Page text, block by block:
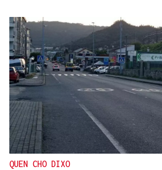
HELICOPTERO MEDICALIZADO
Un motorista en estado grave
Velle
QUEN CHO DIXO